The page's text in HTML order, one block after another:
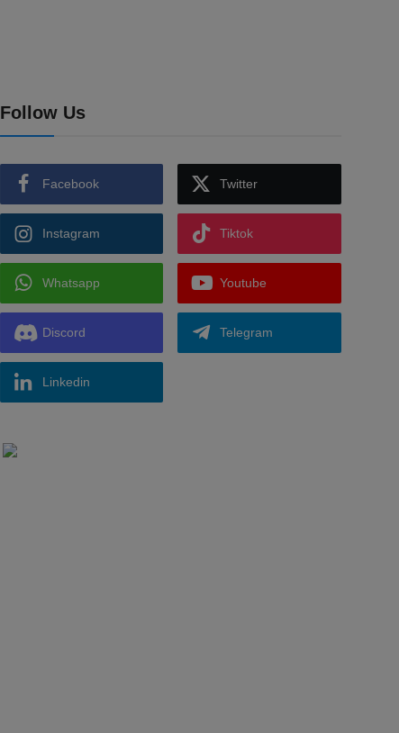
Follow Us
Facebook Twitter
Instagram Tiktok
Whatsapp Youtube
Discord Telegram
Linkedin